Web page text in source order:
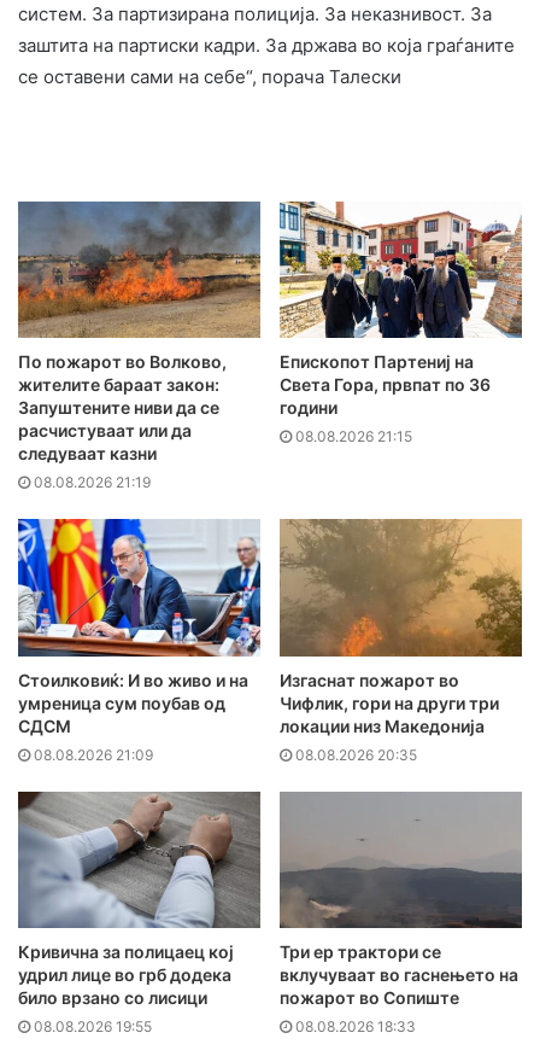
систем. За партизирана полиција. За неказнивост. За
заштита на партиски кадри. За држава во која граѓаните
се оставени сами на себе“, порача Талески
По пожарот во Волково,
жителите бараат закон:
Запуштените ниви да се
расчистуваат или да
следуваат казни
08.08.2026 21:19
Епископот Партениј на
Света Гора, првпат по 36
години
08.08.2026 21:15
Стоилковиќ: И во живо и на
умреница сум поубав од
СДСМ
08.08.2026 21:09
Изгаснат пожарот во
Чифлик, гори на други три
локации низ Македонија
08.08.2026 20:35
Кривична за полицаец кој
удрил лице во грб додека
било врзано со лисици
08.08.2026 19:55
Три ер трактори се
вклучуваат во гаснењето на
пожарот во Сопиште
08.08.2026 18:33